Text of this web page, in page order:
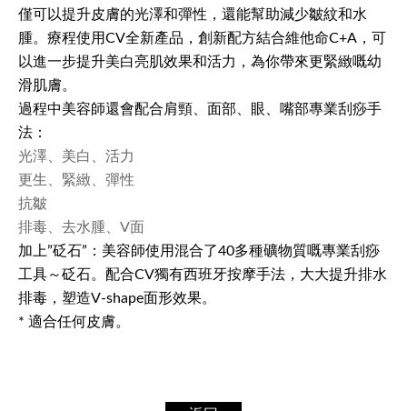
僅可以提升皮膚的光澤和彈性，還能幫助減少皺紋和水
腫。療程使用CV全新產品，創新配方結合維他命C+A，可
以進一步提升美白亮肌效果和活力，為你帶來更緊緻嘅幼
滑肌膚。
過程中美容師還會配合肩頸、面部、眼、嘴部專業刮痧手
法：
光澤、美白、活力
更生、緊緻、彈性
抗皺
排毒、去水腫、V面
加上”砭石”：美容師使用混合了40多種礦物質嘅專業刮痧
工具～砭石。配合CV獨有西班牙按摩手法，大大提升排水
排毒，塑造V-shape面形效果。
* 適合任何皮膚。